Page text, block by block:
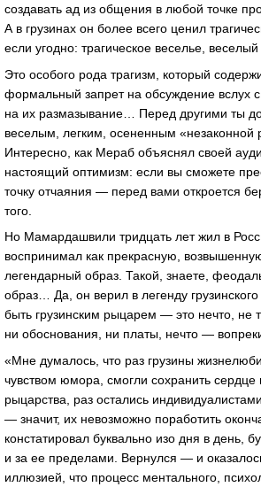
создавать ад из общения в любой точке
А в грузинах он более всего ценил
если угодно: трагическое веселье, веселый
Это особого рода трагизм, который
формальный запрет на обсуждение вслух
на их размазывание… Перед другими ты
веселым, легким, осененным «незаконной
Интересно, как Мераб объяснял своей
настоящий оптимизм: если вы сможете
точку отчаяния — перед вами откроется
того.
Но Мамардашвили тридцать лет жил в
воспринимал как прекрасную,
легендарный образ. Такой, знаете,
образ… Да, он верил в легенду
быть грузинским рыцарем — это нечто, не
ни обоснования, ни платы, нечто —
«Мне думалось, что раз грузины
чувством юмора, смогли сохранить сердце
рыцарства, раз остались
— значит, их невозможно поработить
констатировал буквально изо дня в день,
и за ее пределами. Вернулся — и
иллюзией, что процесс ментального,